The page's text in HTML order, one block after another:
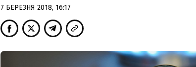
7 БЕРЕЗНЯ 2018, 16:17